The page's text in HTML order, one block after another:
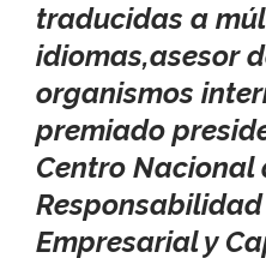
traducidas a
idiomas,asesor
organismos
premiado
Centro Nacional
Empresarial y